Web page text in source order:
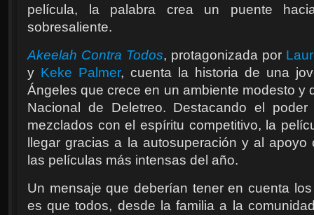
película, la palabra crea un puente
sobresaliente.
Akeelah Contra Todos, protagonizada por
y Keke Palmer, cuenta la historia de una
Ángeles que crece en un ambiente modesto y
Nacional de Deletreo. Destacando el
mezclados con el espíritu competitivo, la
llegar gracias a la autosuperación y al
las películas más intensas del año.
Un mensaje que deberían tener en cuenta los
es que todos, desde la familia a la